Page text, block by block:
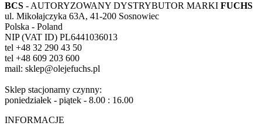
BCS - AUTORYZOWANY DYSTRYBUTOR MARKI FUCHS
ul. Mikołajczyka 63A, 41-200 Sosnowiec
Polska - Poland
NIP (VAT ID) PL6441036013
tel +48 32 290 43 50
tel +48 609 203 600
mail: sklep@olejefuchs.pl
Sklep stacjonarny czynny:
poniedziałek - piątek - 8.00 : 16.00
INFORMACJE